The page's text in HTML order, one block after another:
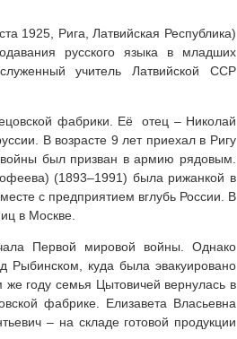
1925, Рига, Латвийская Республика)
русского языка в младших
учитель Латвийской ССР
фабрики. Её отец – Николай
В возрасте 9 лет приехал в Ригу
был призван в армию рядовым.
(1893–1991) была рижанкой в
с предприятием вглубь России. В
в Москве.
Первой мировой войны. Однако
Рыбинском, куда была эвакуировано
году семья Цытовичей вернулась в
фабрике. Елизавета Власьевна
– на складе готовой продукции